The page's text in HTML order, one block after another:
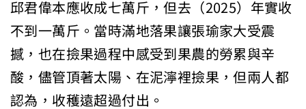
邱君偉本應收成七萬斤，但去（2025）年實收
不到一萬斤。當時滿地落果讓張瑜家大受震
撼，也在撿果過程中感受到果農的勞累與辛
酸，儘管頂著太陽、在泥濘裡撿果，但兩人都
認為，收穫遠超過付出。